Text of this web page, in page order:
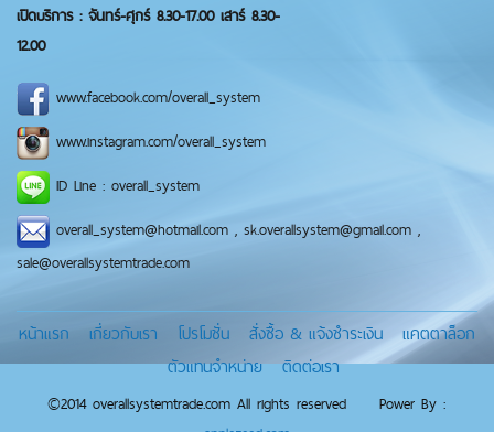
เปิดบริการ : จันทร์-ศุกร์ 8.30-17.00 เสาร์ 8.30-
12.00
www.facebook.com/overall_system
www.instagram.com/overall_system
ID Line : overall_system
overall_system@hotmail.com , sk.overallsystem@gmail.com ,
sale@overallsystemtrade.com
หน้าแรก เกี่ยวกับเรา โปรโมชั่น สั่งซื้อ & แจ้งชำระเงิน
แคตตาล็อก
ตัวแทนจำหน่าย
ติดต่อเรา
©2014 overallsystemtrade.com All rights reserved Power By :